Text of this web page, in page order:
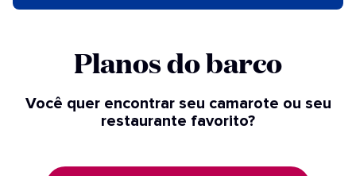
Planos do barco​
Você quer encontrar seu camarote ou seu
restaurante favorito?